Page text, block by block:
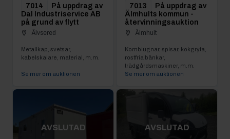
7014
På uppdrag av
Dal Industriservice AB
på grund av flytt
Älvsered
Metallkap, svetsar,
kabelskalare, material, m.m.
Se mer om auktionen
7013
På uppdrag av
Älmhults kommun -
återvinningsauktion
Älmhult
Kombiugnar, spisar, kokgryta,
rostfria bänkar,
trädgårdsmaskiner, m.m.
Se mer om auktionen
AVSLUTAD AVSLUTAD